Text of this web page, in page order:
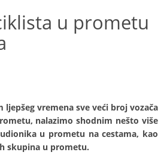
u prometu
ljepšeg vremena sve veći broj vozača
nalazimo shodnim nešto više
u prometu na cestama, kao
skupina u prometu.